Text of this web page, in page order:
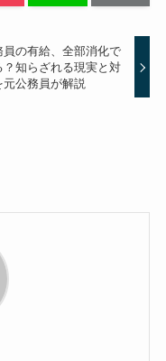
員の有給、全部消化で
？知らざれる現実と対
元公務員が解説